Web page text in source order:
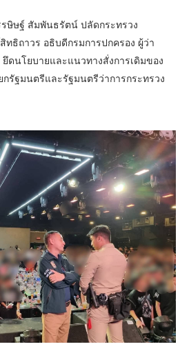
ษิษฐ์ สัมพันธรัตน์ ปลัดกระทรวง
ธิถาวร อธิบดีกรมการปกครอง ผู้ว่า
ดนโยบายและแนวทางสั่งการเดิมของ
รัฐมนตรีและรัฐมนตรีว่าการกระทรวง